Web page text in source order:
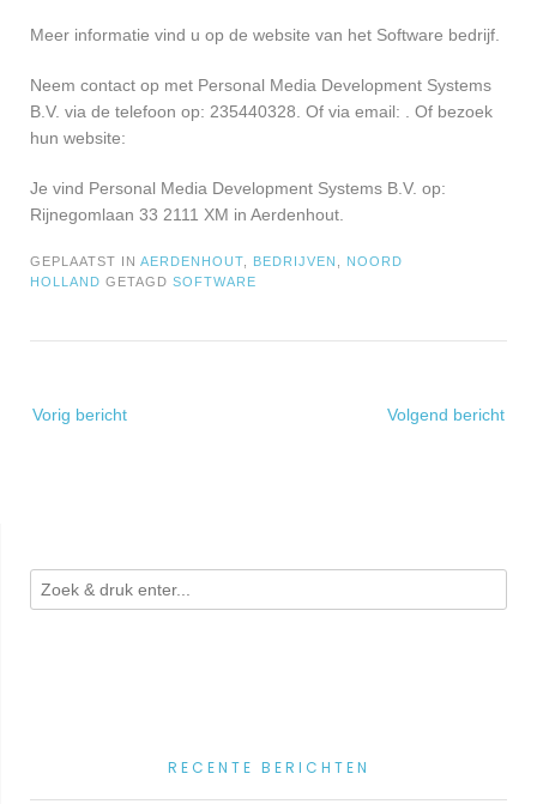
Meer informatie vind u op de website van het Software bedrijf.
Neem contact op met Personal Media Development Systems
B.V. via de telefoon op: 235440328. Of via email: . Of bezoek
hun website:
Je vind Personal Media Development Systems B.V. op:
Rijnegomlaan 33 2111 XM in Aerdenhout.
GEPLAATST IN AERDENHOUT, BEDRIJVEN , NOORD
HOLLAND GETAGD SOFTWARE
navigatie
Vorig bericht Volgend bericht
RECENTE BERICHTEN